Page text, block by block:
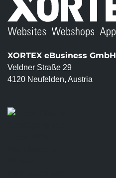
XORTEX eBusiness GmbH
Veldner Straße 29
4120 Neufelden, Austria